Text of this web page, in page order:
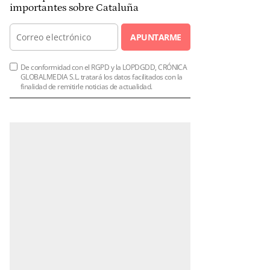
importantes sobre Cataluña
APUNTARME
De conformidad con el RGPD y la LOPDGDD, CRÓNICA
GLOBALMEDIA S.L. tratará los datos facilitados con la
finalidad de remitirle noticias de actualidad.